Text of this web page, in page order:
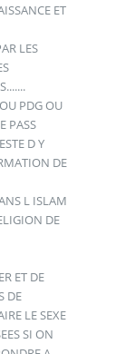
ET
LES
PDG OU
PASS
D Y
DE
L ISLAM
DE
ET DE
DE
LE SEXE
SI ON